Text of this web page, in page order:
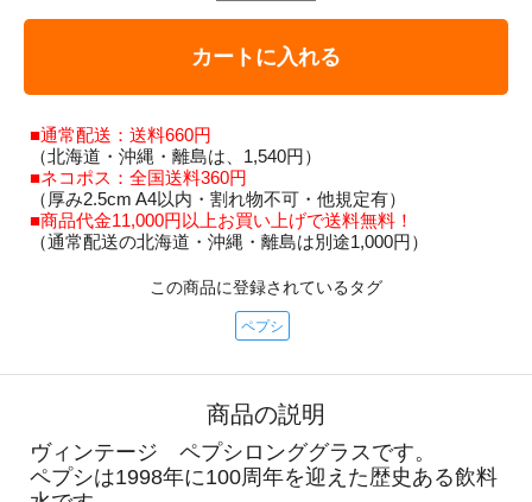
カートに入れる
■通常配送：送料660円
（北海道・沖縄・離島は、1,540円）
■ネコポス：全国送料360円
（厚み2.5cm A4以内・割れ物不可・他規定有）
■商品代金11,000円以上お買い上げで送料無料！
（通常配送の北海道・沖縄・離島は別途1,000円）
この商品に登録されているタグ
ペプシ
商品の説明
ヴィンテージ ペプシロンググラスです。
ペプシは1998年に100周年を迎えた歴史ある飲料